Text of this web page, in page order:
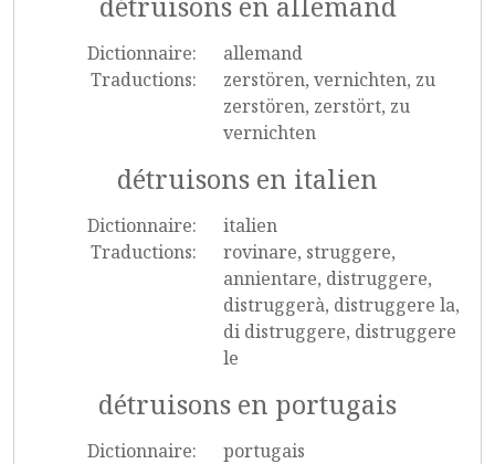
Dictionnaire:
allemand
Traductions:
zerstören, vernichten, zu
zerstören, zerstört, zu
vernichten
détruisons en italien
Dictionnaire:
italien
Traductions:
rovinare, struggere,
annientare, distruggere,
distruggerà, distruggere la,
di distruggere, distruggere
le
détruisons en portugais
Dictionnaire:
portugais